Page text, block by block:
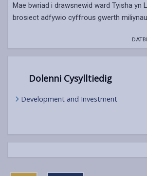
Mae bwriad i drawsnewid ward Tyisha yn
brosiect adfywio cyffrous gwerth miliynau
Dolenni Cysylltiedig
Development and Investment